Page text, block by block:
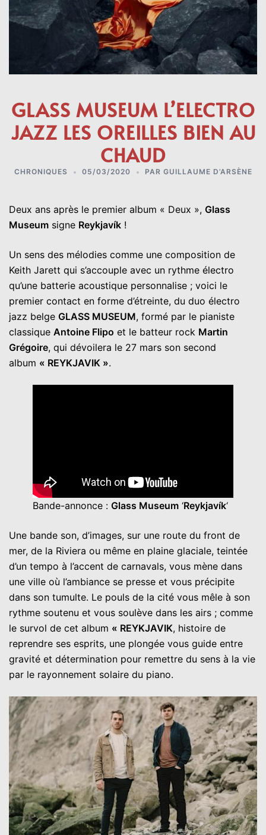
GLASS MUSEUM L’ELECTRO
JAZZ LES OREILLES BIEN AU
CHAUD
CHRONIQUES 05/03/2020 PAR GUILLAUME D’ARSÈNE
Deux ans après le premier album « Deux », Glass
Museum signe Reykjavík !
Un sens des mélodies comme une composition de
Keith Jarett qui s’accouple avec un rythme électro
qu’une batterie acoustique personnalise ; voici le
premier contact en forme d’étreinte, du duo électro
jazz belge GLASS MUSEUM, formé par le pianiste
classique Antoine Flipo et le batteur rock Martin
Grégoire, qui dévoilera le 27 mars son second
album « REYKJAVIK ».
Bande-annonce : Glass Museum ‘Reykjavík‘
Une bande son, d’images, sur une route du front de
mer, de la Riviera ou même en plaine glaciale, teintée
d’un tempo à l’accent de carnavals, vous mène dans
une ville où l’ambiance se presse et vous précipite
dans son tumulte. Le pouls de la cité vous mêle à son
rythme soutenu et vous soulève dans les airs ; comme
le survol de cet album « REYKJAVIK, histoire de
reprendre ses esprits, une plongée vous guide entre
gravité et détermination pour remettre du sens à la vie
par le rayonnement solaire du piano.